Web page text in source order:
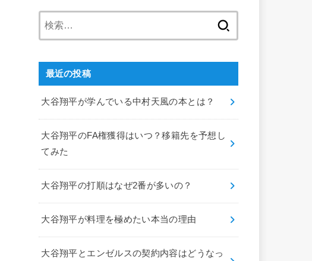
最近の投稿
大谷翔平が学んでいる中村天風の本とは？
大谷翔平のFA権獲得はいつ？移籍先を予想し
てみた
大谷翔平の打順はなぜ2番が多いの？
大谷翔平が料理を極めたい本当の理由
大谷翔平とエンゼルスの契約内容はどうなっ